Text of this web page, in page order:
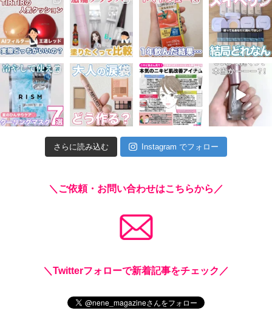
さらに読み込む Instagram でフォロー
＼ご依頼・お問い合わせはこちらから／
＼Twitterフォローで新着記事をチェック／